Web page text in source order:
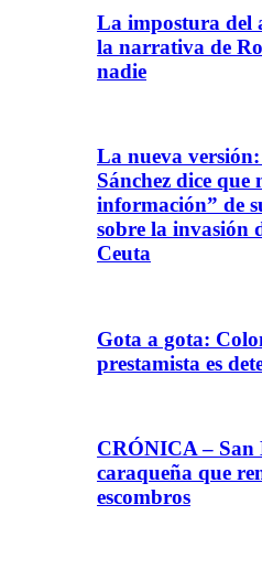
La impostura del
la narrativa de
nadie
La nueva
Sánchez dice
información” de
sobre la invasión
Ceuta
Gota a gota:
prestamista es
CRÓNICA –
caraqueña que
escombros